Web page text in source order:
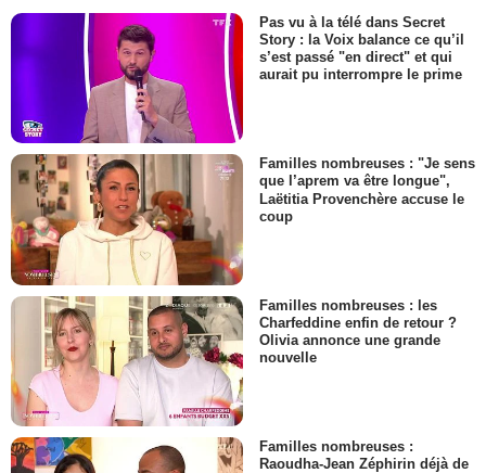
Pas vu à la télé dans Secret
Story : la Voix balance ce qu’il
s’est passé "en direct" et qui
aurait pu interrompre le prime
Familles nombreuses : "Je sens
que l’aprem va être longue",
Laëtitia Provenchère accuse le
coup
Familles nombreuses : les
Charfeddine enfin de retour ?
Olivia annonce une grande
nouvelle
Familles nombreuses :
Raoudha-Jean Zéphirin déjà de